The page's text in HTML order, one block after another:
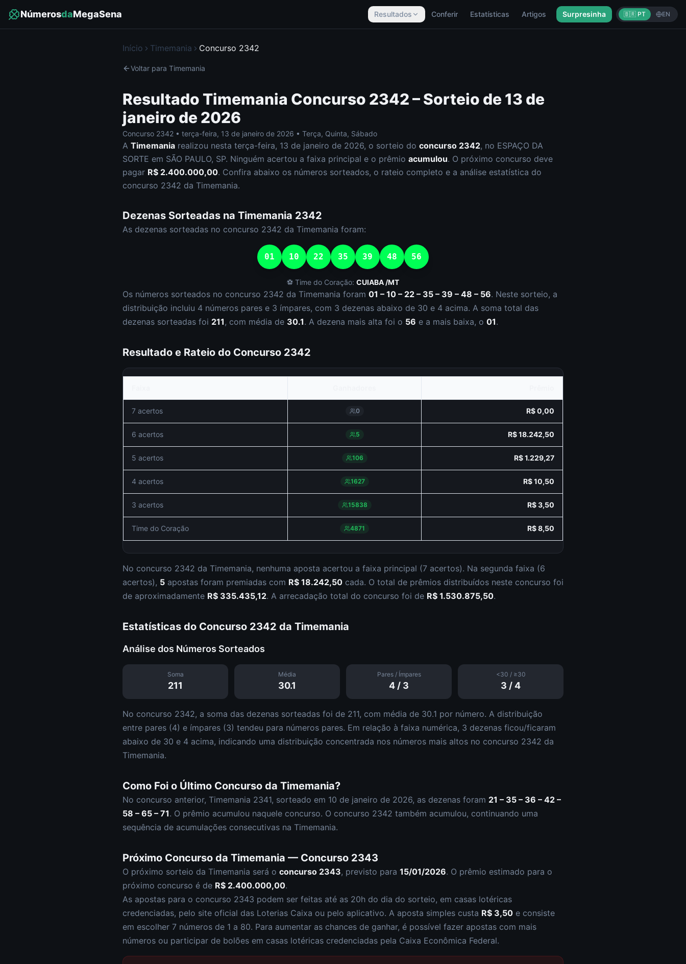
NúmerosdaMegaSena Resultados Conferir Estatísticas Artigos Surpresinha 🇧🇷 PT EN
Início Timemania Concurso 2342
Voltar para Timemania
Resultado Timemania Concurso 2342– Sorteio de 13 de
janeiro de 2026
Concurso 2342 • terça-feira, 13 de janeiro de 2026 • Terça, Quinta, Sábado
A Timemania realizou nesta terça-feira, 13 de janeiro de 2026, o sorteio do concurso 2342, no ESPAÇO DA
SORTE em SÃO PAULO, SP. Ninguém acertou a faixa principal e o prêmio acumulou. O próximo concurso deve
pagar R$ 2.400.000,00. Confira abaixo os números sorteados, o rateio completo e a análise estatística do
concurso 2342 da Timemania.
Dezenas Sorteadas na Timemania 2342
As dezenas sorteadas no concurso 2342 da Timemania foram:
01 10 22 35 39 48 56
⚽ Time do Coração: CUIABA /MT
Os números sorteados no concurso 2342 da Timemania foram 01 – 10 – 22 – 35 – 39 – 48 – 56. Neste sorteio, a
distribuição incluiu 4 números pares e 3 ímpares, com 3 dezenas abaixo de 30 e 4 acima. A soma total das
dezenas sorteadas foi 211, com média de 30.1. A dezena mais alta foi o 56 e a mais baixa, o 01.
Resultado e Rateio do Concurso 2342
7 acertos 0 R$ 0,00
6 acertos 5 R$ 18.242,50
5 acertos 106 R$ 1.229,27
4 acertos 1627 R$ 10,50
3 acertos 15838 R$ 3,50
Time do Coração 4871 R$ 8,50
No concurso 2342 da Timemania, nenhuma aposta acertou a faixa principal (7 acertos). Na segunda faixa (6
acertos), 5 apostas foram premiadas com R$ 18.242,50 cada. O total de prêmios distribuídos neste concurso foi
de aproximadamente R$ 335.435,12. A arrecadação total do concurso foi de R$ 1.530.875,50.
Estatísticas do Concurso 2342 da Timemania
Análise dos Números Sorteados
Soma
211
Média
30.1
Pares / Ímpares
4 / 3
<30 / ≥30
3 /4
No concurso 2342, a soma das dezenas sorteadas foi de 211, com média de 30.1 por número. A distribuição
entre pares (4) e ímpares (3) tendeu para números pares. Em relação à faixa numérica, 3 dezenas ficou/ficaram
abaixo de 30 e 4 acima, indicando uma distribuição concentrada nos números mais altos no concurso 2342 da
Timemania.
Como Foi o Último Concurso da Timemania?
No concurso anterior, Timemania 2341, sorteado em 10 de janeiro de 2026, as dezenas foram 21 – 35 – 36 – 42 –
58 – 65 – 71. O prêmio acumulou naquele concurso. O concurso 2342 também acumulou, continuando uma
sequência de acumulações consecutivas na Timemania.
Próximo Concurso da Timemania — Concurso 2343
O próximo sorteio da Timemania será o concurso 2343, previsto para 15/01/2026. O prêmio estimado para o
próximo concurso é de R$ 2.400.000,00.
As apostas para o concurso 2343 podem ser feitas até as 20h do dia do sorteio, em casas lotéricas
credenciadas, pelo site oficial das Loterias Caixa ou pelo aplicativo. A aposta simples custa R$ 3,50 e consiste
em escolher 7 números de 1 a 80. Para aumentar as chances de ganhar, é possível fazer apostas com mais
números ou participar de bolões em casas lotéricas credenciadas pela Caixa Econômica Federal.